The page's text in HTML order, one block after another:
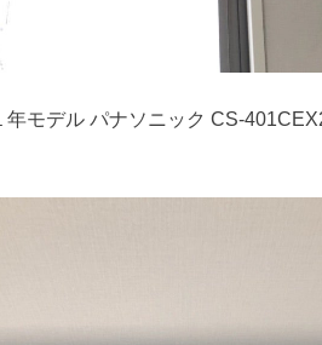
年モデル パナソニック CS-